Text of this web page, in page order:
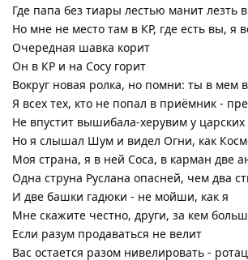
Где папа без тиары лестью манит лезть
Но мне не место там в КР, где есть вы, я
Очередная шавка корит
Он в КР и на Сосу горит
Вокруг новая ролка, но помни: ты в мем
Я всех тех, кто не попал в приёмник -
Не впустит вышибала-херувим у царских
Но я слышал Шум и видел Огни, как
Моя страна, я в ней Соса, в карман две
Одна струна Руслана опасней, чем два
И две башки гадюки - не мойши, как я
Мне скажите честно, други, за кем
Если разум продаваться не велит
Вас остается разом нивелировать -